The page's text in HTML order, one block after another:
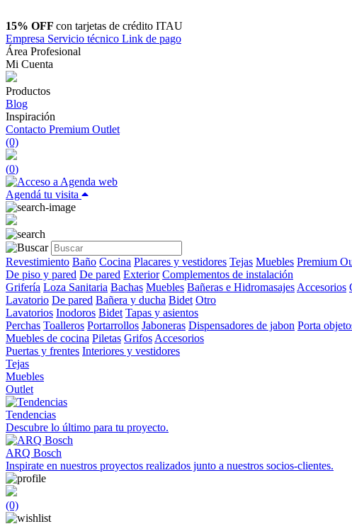
15% OFF con tarjetas de crédito ITAU
Empresa Servicio técnico Link de pago
Área Profesional
Mi Cuenta
Productos
Blog
Inspiración
Contacto Premium Outlet
(0)
(0)
Agendá tu visita
Revestimiento Baño Cocina Placares y vestidores Tejas Muebles Premium
De piso y pared De pared Exterior Complementos de instalación
Grifería Loza Sanitaria Bachas Muebles Bañeras e Hidromasajes Accesorios
Lavatorio De pared Bañera y ducha Bidet Otro
Lavatorios Inodoros Bidet Tapas y asientos
Perchas Toalleros Portarrollos Jaboneras Dispensadores de jabon Porta
Muebles de cocina Piletas Grifos Accesorios
Puertas y frentes Interiores y vestidores
Tejas
Muebles
Outlet
Tendencias
Descubre lo último para tu proyecto.
ARQ Bosch
Inspirate en nuestros proyectos realizados junto a nuestros socios-clientes.
(0)